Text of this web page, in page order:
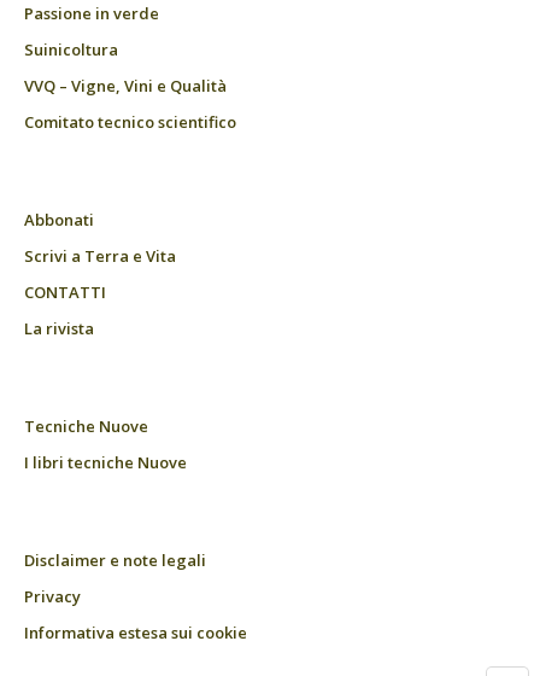
Passione in verde
Suinicoltura
VVQ – Vigne, Vini e Qualità
Comitato tecnico scientifico
Abbonati
Scrivi a Terra e Vita
CONTATTI
La rivista
Tecniche Nuove
I libri tecniche Nuove
Disclaimer e note legali
Privacy
Informativa estesa sui cookie